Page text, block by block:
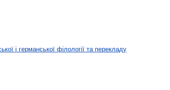
і германської філології та перекладу